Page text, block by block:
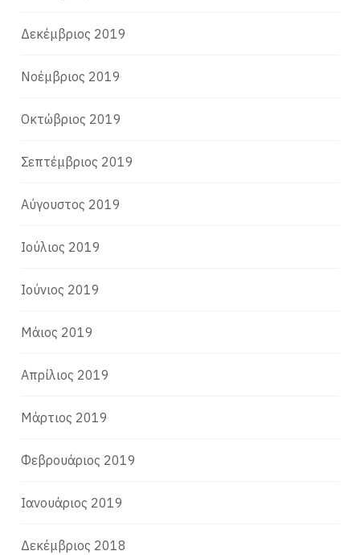
Δεκέμβριος 2019
Νοέμβριος 2019
Οκτώβριος 2019
Σεπτέμβριος 2019
Αύγουστος 2019
Ιούλιος 2019
Ιούνιος 2019
Μάιος 2019
Απρίλιος 2019
Μάρτιος 2019
Φεβρουάριος 2019
Ιανουάριος 2019
Δεκέμβριος 2018